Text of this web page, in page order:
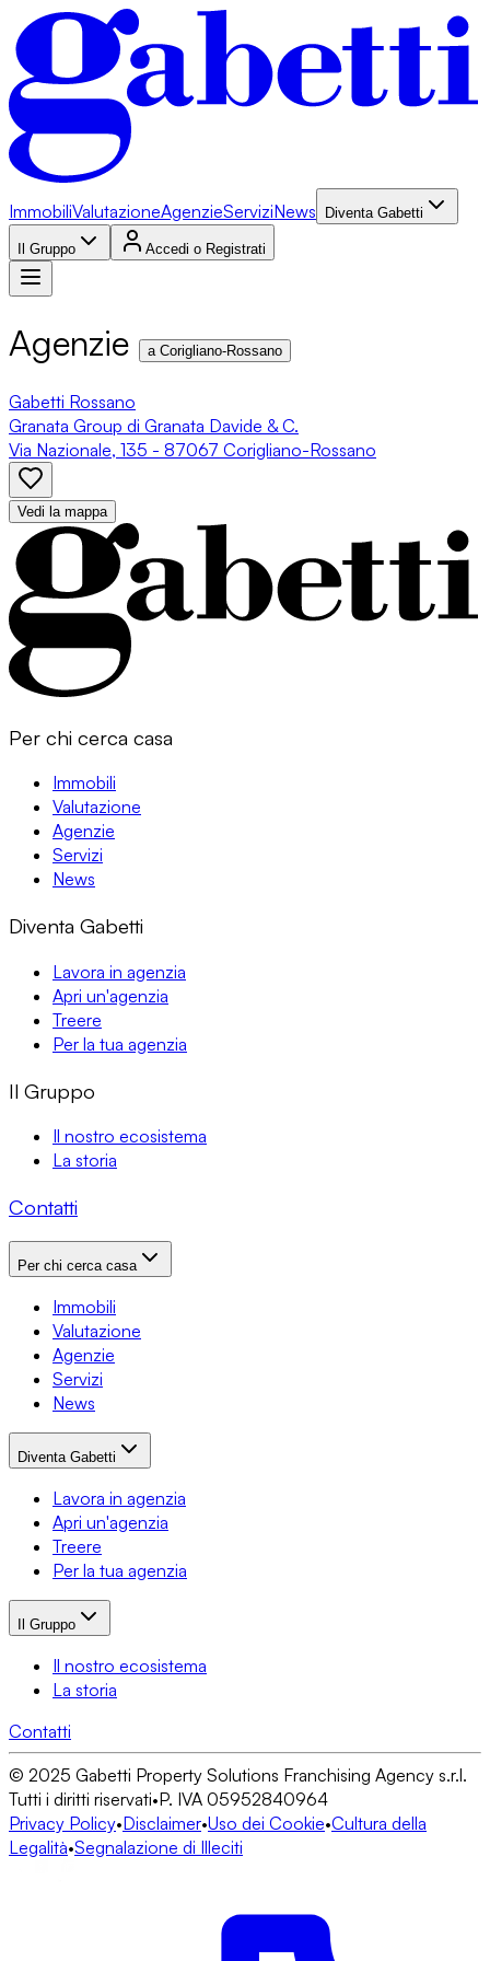
ImmobiliValutazioneAgenzieServiziNews Diventa Gabetti
Il Gruppo Accedi o Registrati
Agenzie a Corigliano-Rossano
Gabetti Rossano
Granata Group di Granata Davide & C.
Via Nazionale, 135 - 87067 Corigliano-Rossano
Vedi la mappa
Per chi cerca casa
Immobili
Valutazione
Agenzie
Servizi
News
Diventa Gabetti
Lavora in agenzia
Apri un'agenzia
Treere
Per la tua agenzia
Il Gruppo
Il nostro ecosistema
La storia
Contatti
Per chi cerca casa
Immobili
Valutazione
Agenzie
Servizi
News
Diventa Gabetti
Lavora in agenzia
Apri un'agenzia
Treere
Per la tua agenzia
Il Gruppo
Il nostro ecosistema
La storia
Contatti
© 2025 Gabetti Property Solutions Franchising Agency s.r.l.
Tutti i diritti riservati•P. IVA 05952840964
Privacy Policy•Disclaimer•Uso dei Cookie•Cultura della
Legalità•Segnalazione di Illeciti